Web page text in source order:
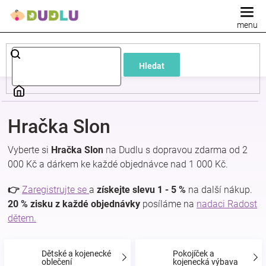
Hledat
Dětské
a
a
Hračka Slon
Vyberte si Hračka Slon na Dudlu s dopravou zdarma od 2
000 Kč a dárkem ke každé objednávce nad 1 000 Kč.
👉 Zaregistrujte se a získejte slevu 1 - 5 % na další nákup.
20 % zisku z každé objednávky posíláme na nadaci Radost
dětem.
Dětské a kojenecké
oblečení
Pokojíček a
kojenecká výbava